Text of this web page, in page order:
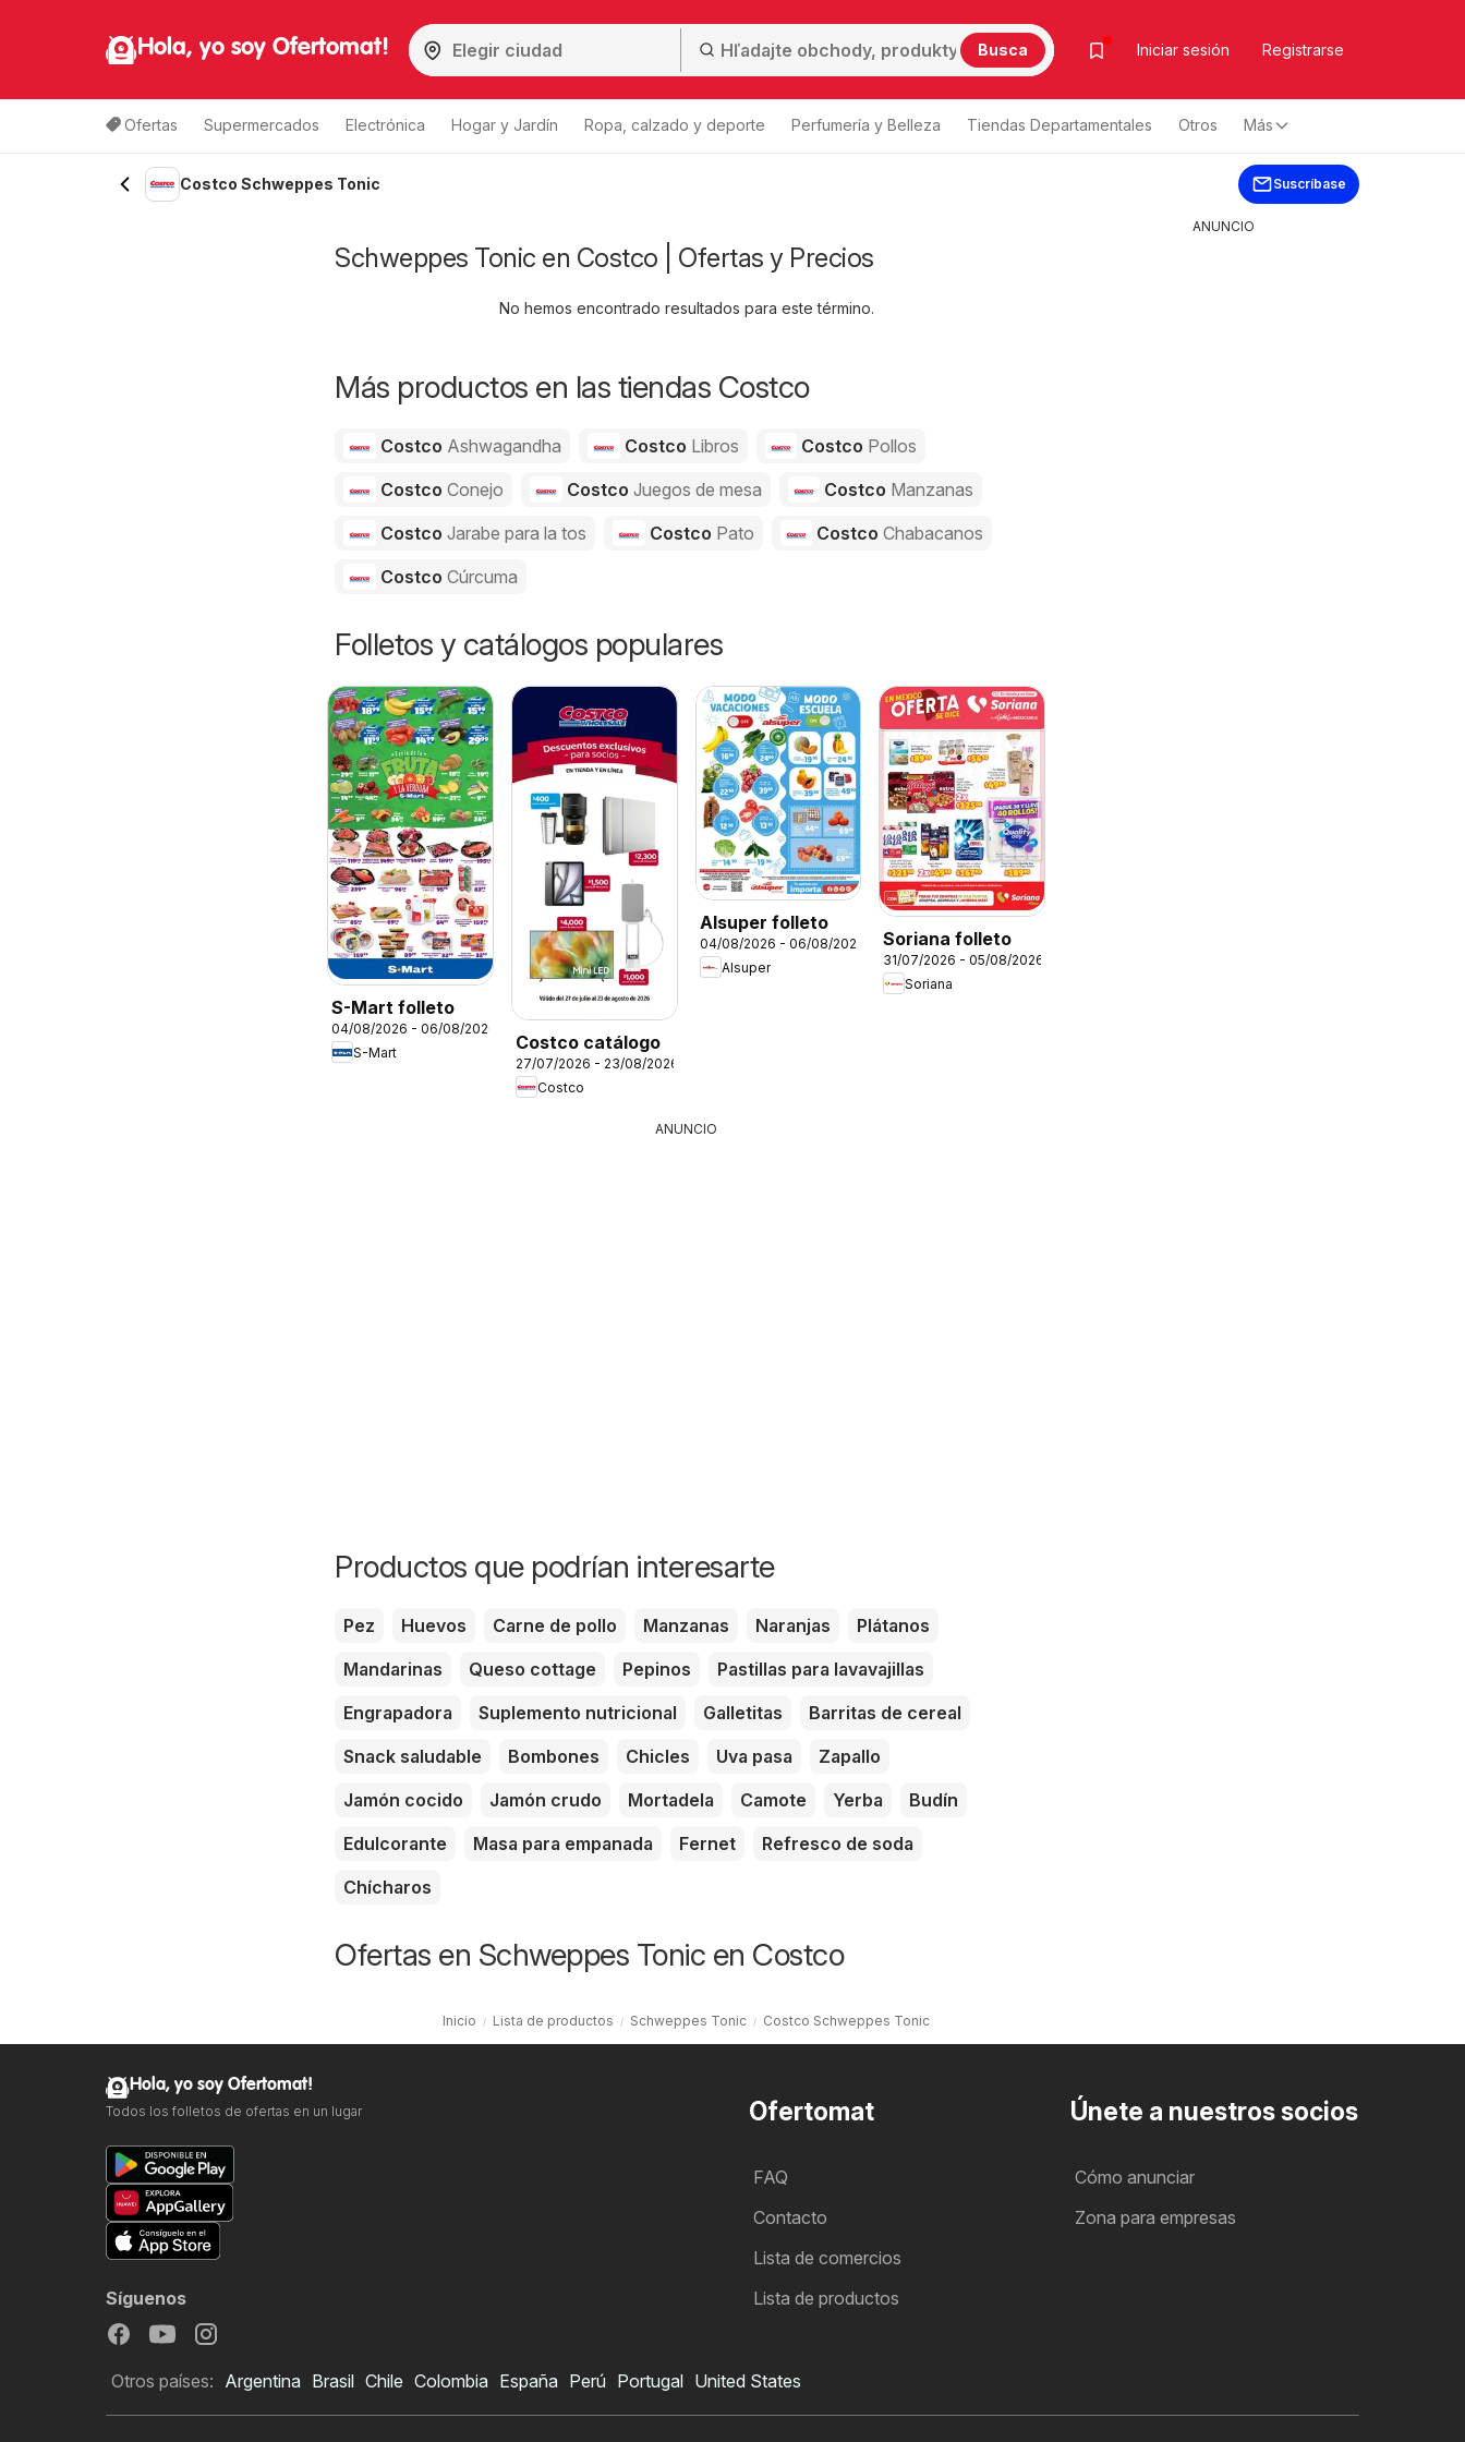
Hola, yo soy Ofertomat! Busca Iniciar sesión Registrarse
Ofertas Supermercados Electrónica Hogar y Jardín Ropa, calzado y deporte Perfumería y Belleza Tiendas Departamentales Otros Más
Costco Schweppes Tonic Suscríbase
Schweppes Tonic en Costco | Ofertas y Precios
No hemos encontrado resultados para este término.
Más productos en las tiendas Costco
Costco Ashwagandha Costco Libros Costco Pollos
Costco Conejo Costco Juegos de mesa Costco Manzanas
Costco Jarabe para la tos Costco Pato CostcoChabacanos
Costco Cúrcuma
Folletos y catálogos populares
S-Mart folleto
04/08/2026 - 06/08/2026
S-Mart
Costco catálogo
27/07/2026 - 23/08/2026
Costco
Alsuper folleto
04/08/2026 - 06/08/2026
Alsuper
Soriana folleto
31/07/2026 - 05/08/2026
Soriana
ANUNCIO
Productos que podrían interesarte
Pez Huevos Carne de pollo Manzanas Naranjas
Plátanos
Mandarinas
Queso cottage Pepinos
Pastillas para lavavajillas
Engrapadora
Suplemento nutricional Galletitas
Barritas de cereal
Snack saludable
Bombones Chicles Uva pasa
Zapallo
Jamón cocido
Jamón crudo Mortadela Camote Yerba
Budín
Edulcorante
Masa para empanada Fernet
Refresco de soda
Chícharos
Ofertas en Schweppes Tonic en Costco
Inicio Lista de productos Schweppes Tonic Costco Schweppes Tonic
ANUNCIO
Ofertomat
FAQ
Contacto
Lista de comercios
Lista de productos
Únete a nuestros socios
Cómo anunciar
Zona para empresas
Hola, yo soy Ofertomat!
Todos los folletos de ofertas en un lugar
Síguenos
Otros países: Argentina Brasil Chile Colombia España Perú Portugal United States